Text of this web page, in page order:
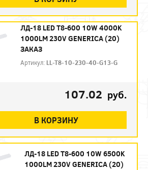
ЛД-18 LED T8-600 10W 4000K
1000LM 230V GENERICA (20)
ЗАКАЗ
Артикул: LL-T8-10-230-40-G13-G
107.02 руб.
В КОРЗИНУ
ЛД-18 LED T8-600 10W 6500K
1000LM 230V GENERICA (20)